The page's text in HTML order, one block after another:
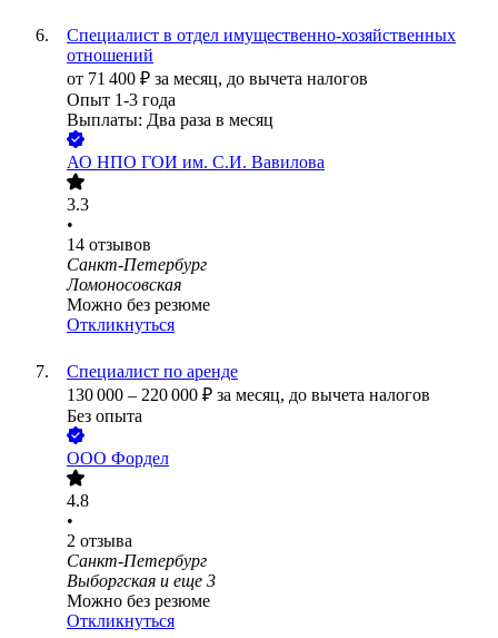
Специалист в отдел имущественно-хозяйственных
отношений
от 71 400 ₽ за месяц, до вычета налогов
Опыт 1-3 года
Выплаты: Два раза в месяц
АО НПО ГОИ им. С.И. Вавилова
3.3
•
14 отзывов
Санкт-Петербург
Ломоносовская
Можно без резюме
Откликнуться
Специалист по аренде
130 000 – 220 000 ₽ за месяц, до вычета налогов
Без опыта
ООО Фордел
4.8
•
2 отзыва
Санкт-Петербург
Выборгская и еще 3
Можно без резюме
Откликнуться